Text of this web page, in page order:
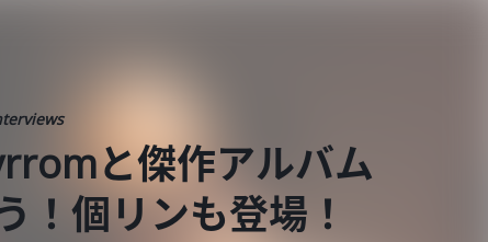
と傑作アルバム
！個リンも登場！